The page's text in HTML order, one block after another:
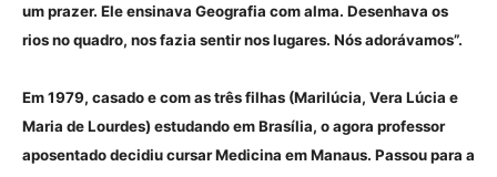
um prazer. Ele ensinava Geografia com alma. Desenhava os
rios no quadro, nos fazia sentir nos lugares. Nós adorávamos”.
Em 1979, casado e com as três filhas (Marilúcia, Vera Lúcia e
Maria de Lourdes) estudando em Brasília, o agora professor
aposentado decidiu cursar Medicina em Manaus. Passou para a